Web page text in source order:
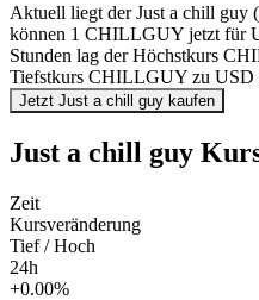
Aktuell liegt der Just a chill
können 1 CHILLGUY jetzt für
Stunden lag der Höchstkurs
Tiefstkurs CHILLGUY zu USD
Jetzt Just a chill guy kaufen
Just a chill guy
Zeit
Kursveränderung
Tief / Hoch
24h
+0.00%